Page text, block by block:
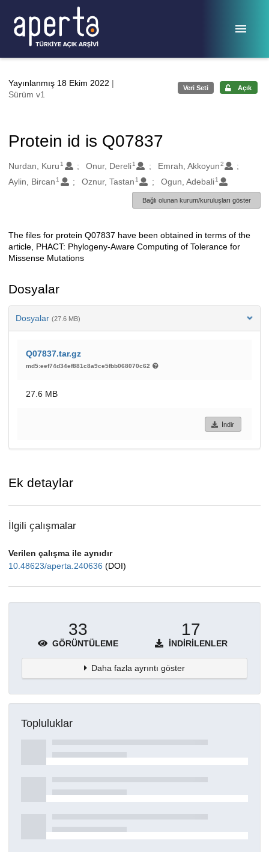
Yayınlanmış 18 Ekim 2022 |
Sürüm v1
Veri Seti Açık
Protein id is Q07837
Oluşturanlar
Nurdan, Kuru 1 Onur, Dereli 1 Emrah, Akkoyun2
Aylin, Bircan 1 Oznur, Tastan 1 Ogun, Adebali 1
Bağlı olunan kurum/kuruluşları göster
Açıklama
The files for protein Q07837 have been obtained in terms of the
article, PHACT: Phylogeny-Aware Computing of Tolerance for
Missense Mutations
Dosyalar
Dosyalar (27.6 MB)
Q07837.tar.gz
md5:eef74d34ef881c8a9ce5fbb068070c62
27.6 MB
İndir
Ek detaylar
İlgili çalışmalar
Verilen çalışma ile aynıdır
10.48623/aperta.240636 (DOI)
33
GÖRÜNTÜLEME
17
İNDIRILENLER
Daha fazla ayrıntı göster
Topluluklar